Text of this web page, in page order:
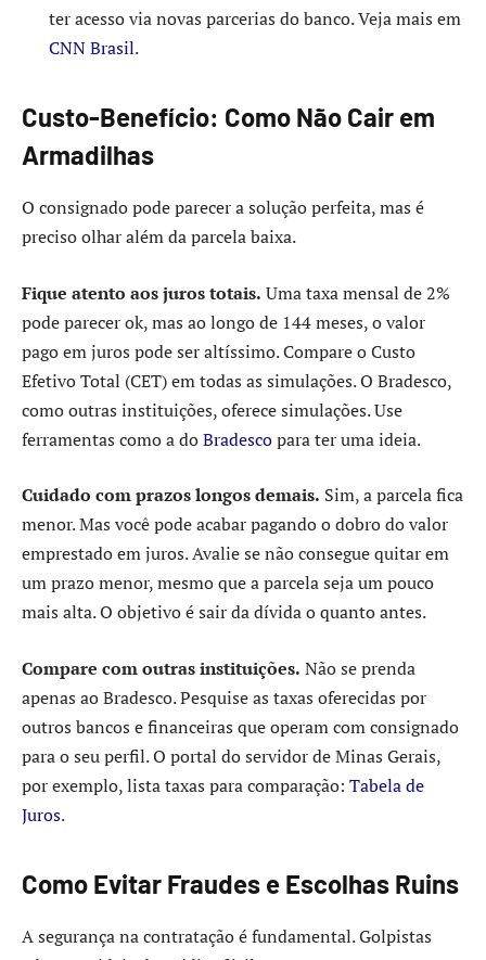
ter acesso via novas parcerias do banco. Veja mais em
CNN Brasil.
Custo-Benefício: Como Não Cair em
Armadilhas
O consignado pode parecer a solução perfeita, mas é
preciso olhar além da parcela baixa.
Fique atento aos juros totais. Uma taxa mensal de 2%
pode parecer ok, mas ao longo de 144 meses, o valor
pago em juros pode ser altíssimo. Compare o Custo
Efetivo Total (CET) em todas as simulações. O Bradesco,
como outras instituições, oferece simulações. Use
ferramentas como a doBradescopara ter uma ideia.
Cuidado com prazos longos demais. Sim, a parcela fica
menor. Mas você pode acabar pagando o dobro do valor
emprestado em juros. Avalie se não consegue quitar em
um prazo menor, mesmo que a parcela seja um pouco
mais alta. O objetivo é sair da dívida o quanto antes.
Compare com outras instituições. Não se prenda
apenas ao Bradesco. Pesquise as taxas oferecidas por
outros bancos e financeiras que operam com consignado
para o seu perfil. O portal do servidor de Minas Gerais,
por exemplo, lista taxas para comparação: Tabela de
Juros.
Como Evitar Fraudes e Escolhas Ruins
A segurança na contratação é fundamental. Golpistas